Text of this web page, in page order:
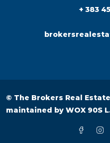
+ 383
© The Brokers Real
maintained by WOX 90S